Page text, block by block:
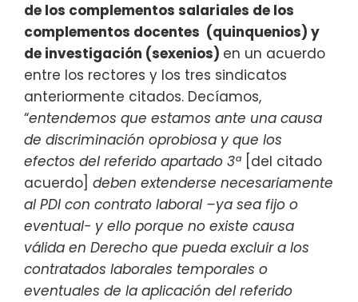
de los complementos salariales de los
complementos docentes (quinquenios) y
de investigación (sexenios) en un acuerdo
entre los rectores y los tres sindicatos
anteriormente citados. Decíamos,
“entendemos que estamos ante una causa
de discriminación oprobiosa y que los
efectos del referido apartado 3ª [del citado
acuerdo] deben extenderse necesariamente
al PDI con contrato laboral –ya sea fijo o
eventual- y ello porque no existe causa
válida en Derecho que pueda excluir a los
contratados laborales temporales o
eventuales de la aplicación del referido